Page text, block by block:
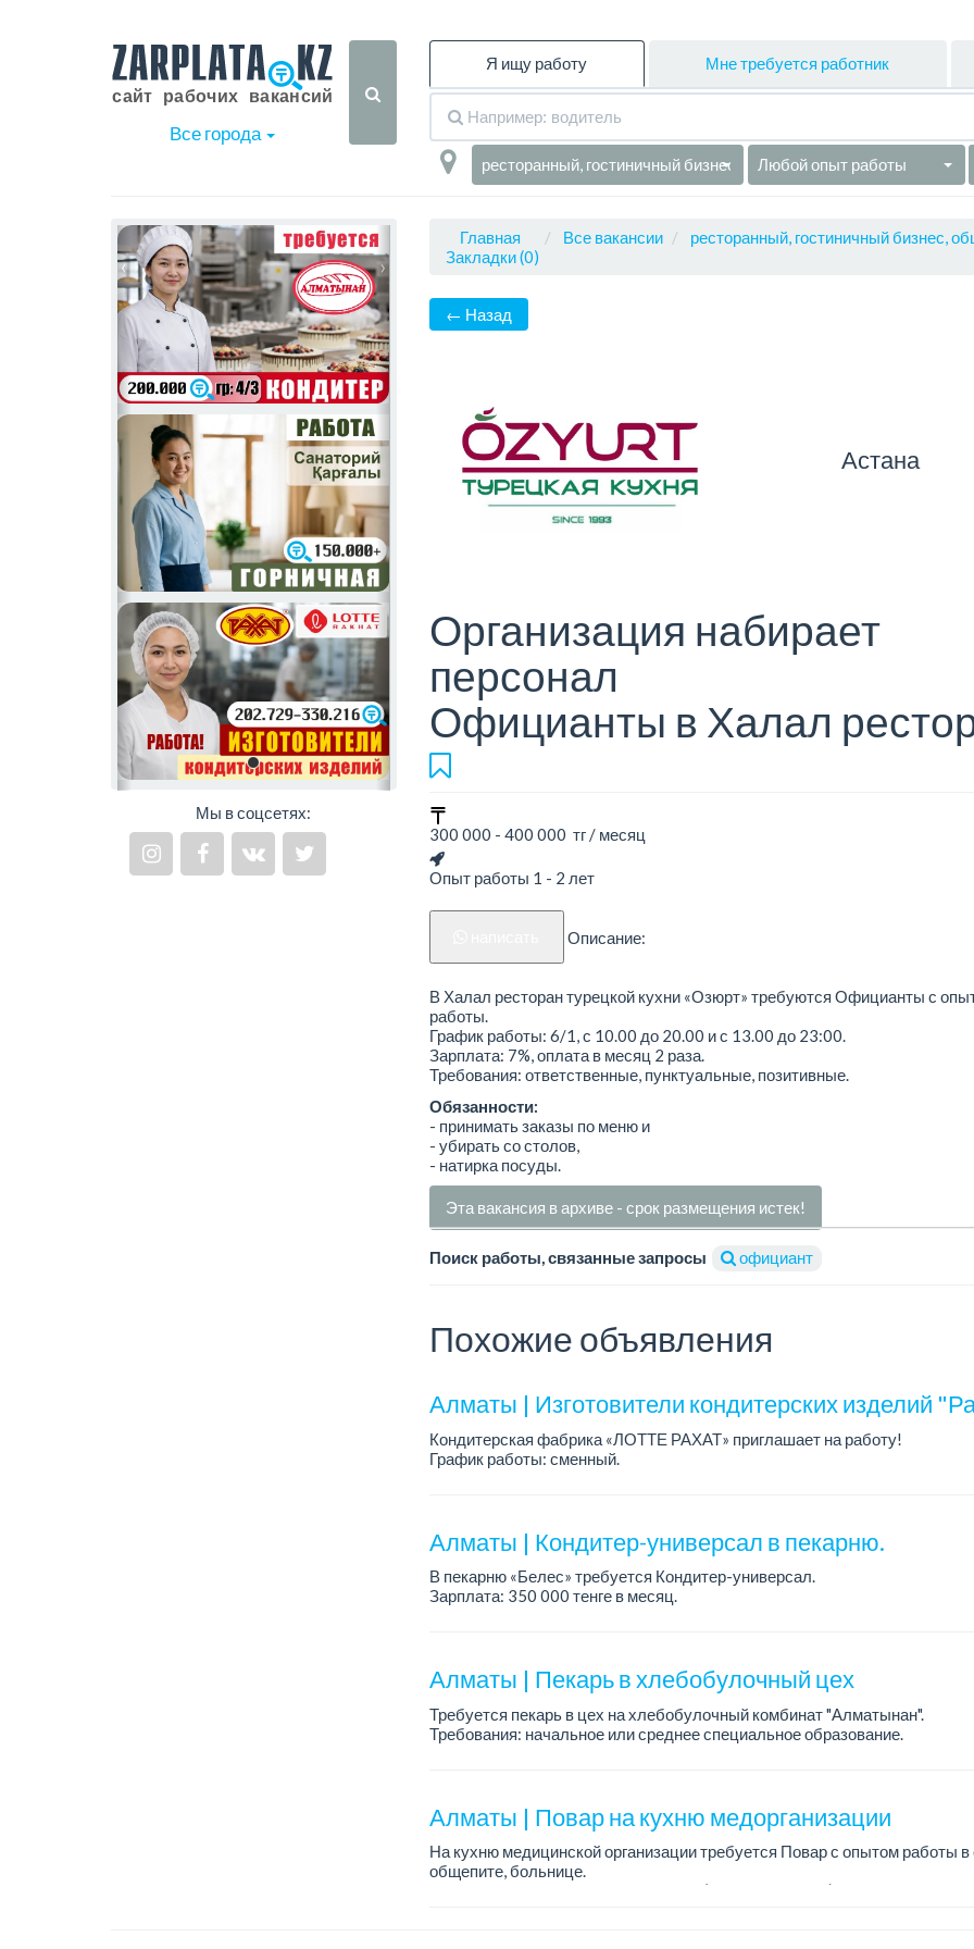
Все города
Я ищу работу Мне требуется работник
ресторанный, гостиничный бизнес, общепитЛюбой опыт работы
‹ ›
Мы в соцсетях:
Главная Все вакансии
ресторанный, гостиничный бизнес,
Закладки (0)
← Назад
Астана
Организация набирает
персонал
Официанты в Халал
300 000 - 400 000 тг / месяц
Опыт работы 1 - 2 лет
Описание:
В Халал ресторан турецкой кухни «Озюрт» требуются Официанты с
работы.
График работы: 6/1, с 10.00 до 20.00 и с 13.00 до 23:00.
Зарплата: 7%, оплата в месяц 2 раза.
Требования: ответственные, пунктуальные, позитивные.
Обязанности:
- принимать заказы по меню и
- убирать со столов,
- натирка посуды.
Эта вакансия в архиве - срок размещения истек!
Поиск работы, связанные запросы официант
Похожие объявления
Алматы | Изготовители кондитерских изделий
Кондитерская фабрика «ЛОТТЕ РАХАТ» приглашает на работу!
График работы: сменный.
Алматы | Кондитер-универсал в пекарню.
В пекарню «Белес» требуется Кондитер-универсал.
Зарплата: 350 000 тенге в месяц.
Алматы | Пекарь в хлебобулочный цех
Требуется пекарь в цех на хлебобулочный комбинат "Алматынан".
Требования: начальное или среднее специальное образование.
Алматы | Повар на кухню медорганизации
На кухню медицинской организации требуется Повар с опытом работы в
общепите, больнице.
График работы: 2/2, с 6:00 до 17:00, (15 дней в месяц)....